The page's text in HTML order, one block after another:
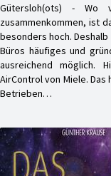
Gütersloh(ots) - Wo
zusammenkommen, ist
besonders hoch.
Büros häufiges und
ausreichend möglich.
AirControl von Miele.
Betrieben…